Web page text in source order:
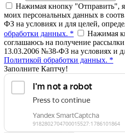
Нажимая кнопку "Отправить",
моих персональных данных в
ФЗ на условиях и для целей,
обработки данных. *
Нажимая
соглашаюсь на получение
13.03.2006 №38-ФЗ на условиях и
Политикой обработки данных. *
Заполните Каптчу!